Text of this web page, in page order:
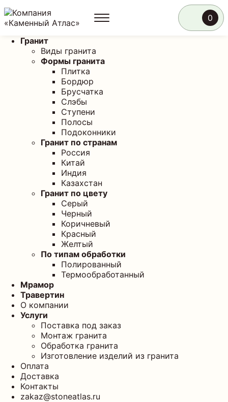
Гранит
Виды гранита
Формы гранита
Плитка
Бордюр
Брусчатка
Слэбы
Ступени
Полосы
Подоконники
Гранит по странам
Россия
Китай
Индия
Казахстан
Гранит по цвету
Серый
Черный
Коричневый
Красный
Желтый
По типам обработки
Полированный
Термообработанный
Мрамор
Травертин
О компании
Услуги
Поставка под заказ
Монтаж гранита
Обработка гранита
Изготовление изделий из гранита
Оплата
Доставка
Контакты
zakaz@stoneatlas.ru
0